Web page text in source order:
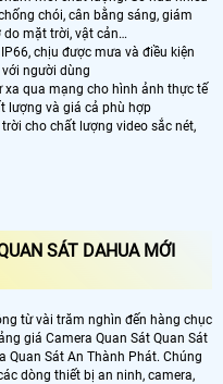
chói, cân bằng sáng, giám
do mặt trời, vật cản…
chịu được mưa và điều kiện
người dùng
xa qua mạng cho hình ảnh thực tế
lượng và giá cả phù hợp
cho chất lượng video sắc nét,
SÁT DAHUA MỚI
từ vài trăm nghìn đến hàng chục
giá Camera Quan Sát Quan Sát
Quan Sát An Thành Phát. Chúng
dòng thiết bị an ninh, camera,